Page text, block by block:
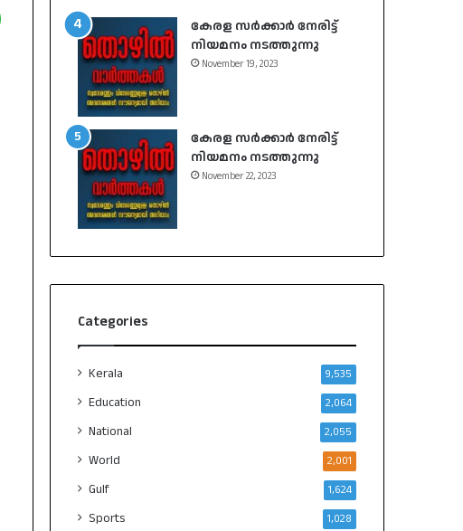
കേരള സർക്കാർ നേരിട്ട്
നിയമനം നടത്തുന്നു
November 19, 2023
കേരള സർക്കാർ നേരിട്ട്
നിയമനം നടത്തുന്നു
November 22, 2023
Categories
Kerala 9,535
Education 2,064
National 2,055
World 2,001
Gulf 1,624
Sports 1,028